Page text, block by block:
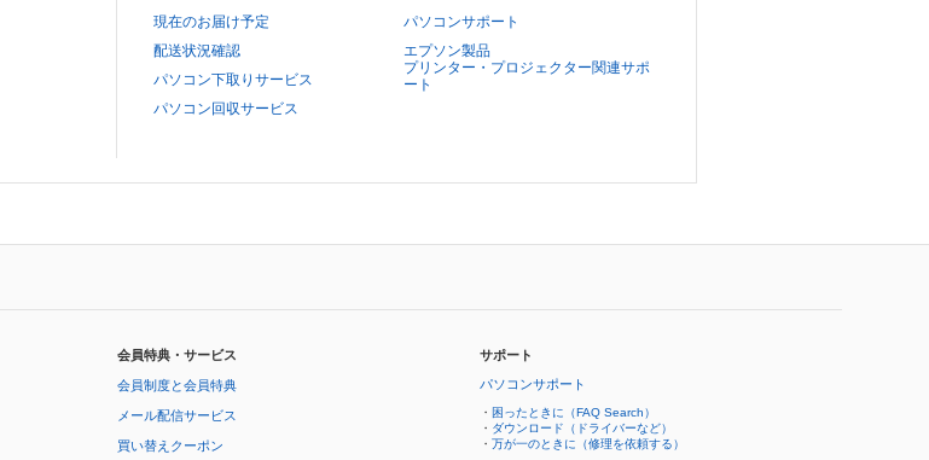
現在のお届け予定
配送状況確認
パソコン下取りサービス
パソコン回収サービス
パソコンサポート
エプソン製品
プリンター・プロジェクター関連サポ
ート
会員特典・サービス
会員制度と会員特典
メール配信サービス
買い替えクーポン
サポート
パソコンサポート
・ 困ったときに（FAQ Search）
・ ダウンロード（ドライバーなど）
・ 万が一のときに（修理を依頼する）